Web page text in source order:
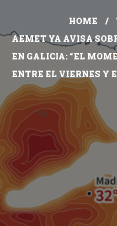
HOME
AEMET YA AVISA
EN GALICIA: “EL
ENTRE EL VIERNES Y